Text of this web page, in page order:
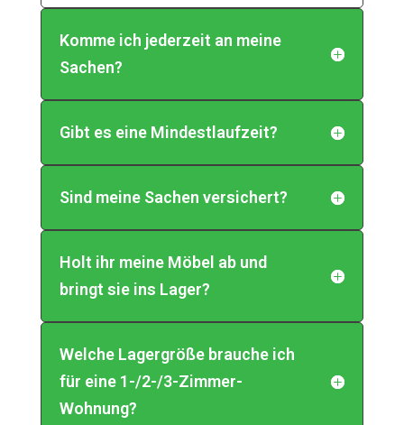
Komme ich jederzeit an meine
Sachen?
Gibt es eine Mindestlaufzeit?
Sind meine Sachen versichert?
Holt ihr meine Möbel ab und
bringt sie ins Lager?
Welche Lagergröße brauche ich
für eine 1-/2-/3-Zimmer-
Wohnung?